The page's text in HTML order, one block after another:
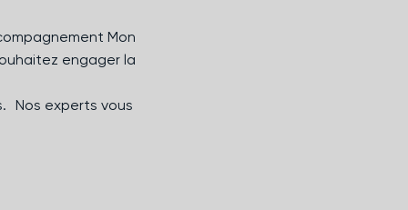
Mon
engager la
Nos experts vous